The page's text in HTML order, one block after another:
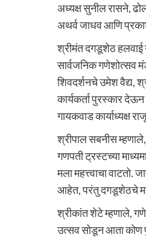
अध्यक्ष सुनील रासने,
अथर्व जाधव आणि
श्रीमंत दगडूशेठ हलवाई
सार्वजनिक गणेशोत्सव
शिवदर्शनचे उमेश वैद्य,
कार्यकर्ता पुरस्कार
गायकवाड कार्याध्यक्ष
श्रीपाल सबनीस
गणपती ट्रस्टच्या
मला महत्त्वाचा वाटतो.
आहेत, परंतु दगडूशेठचे
श्रीकांत शेटे म्हणाले,
उत्सव सोडून आता कोण